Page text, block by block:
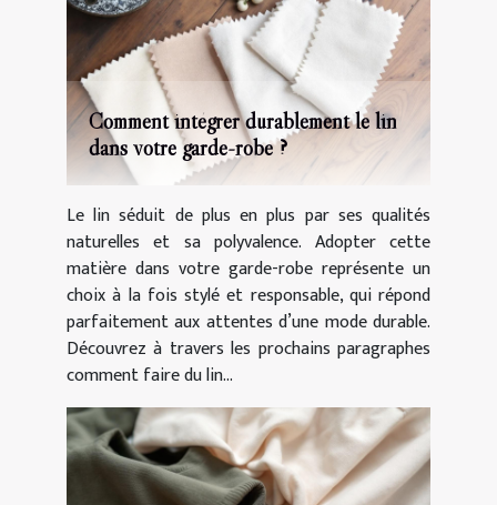
Comment intégrer durablement le lin
dans votre garde-robe ?
Le lin séduit de plus en plus par ses qualités
naturelles et sa polyvalence. Adopter cette
matière dans votre garde-robe représente un
choix à la fois stylé et responsable, qui répond
parfaitement aux attentes d’une mode durable.
Découvrez à travers les prochains paragraphes
comment faire du lin...